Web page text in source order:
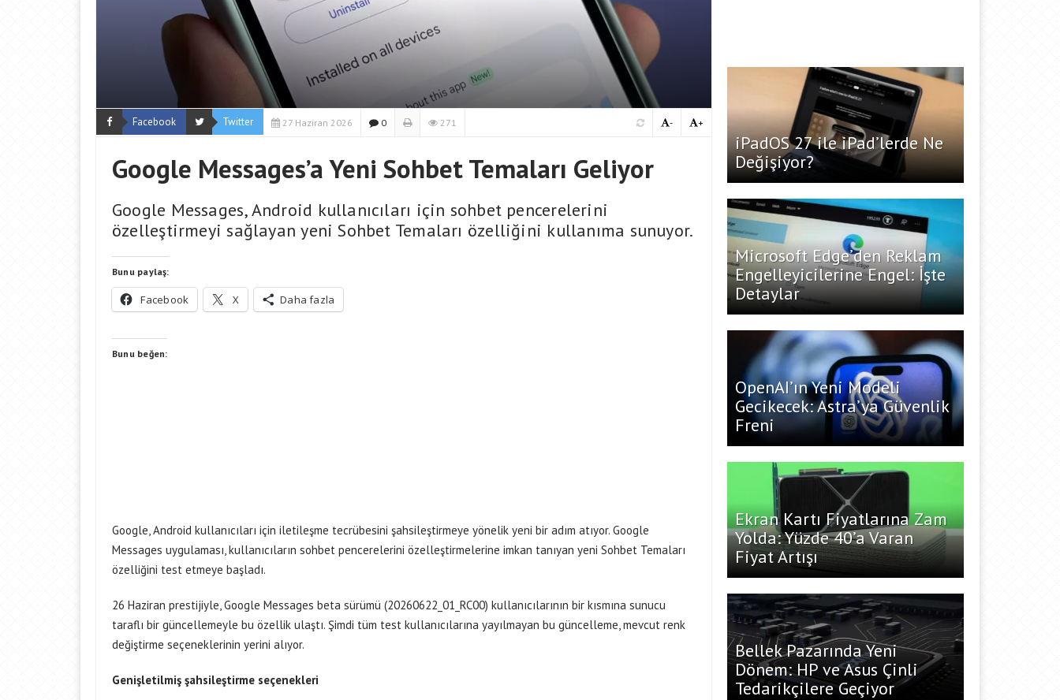
Facebook Twitter 27 Haziran 2026 0 271 +
-
Google Messages’a Yeni Sohbet Temaları Geliyor
Google Messages, Android kullanıcıları için sohbet pencerelerini
özelleştirmeyi sağlayan yeni Sohbet Temaları özelliğini kullanıma sunuyor.
Bunu paylaş:
Facebook X Daha fazla
Bunu beğen:
Google, Android kullanıcıları için iletileşme tecrübesini şahsileştirmeye yönelik yeni bir adım atıyor. Google
Messages uygulaması, kullanıcıların sohbet pencerelerini özelleştirmelerine imkan tanıyan yeni Sohbet Temaları
özelliğini test etmeye başladı.
26 Haziran prestijiyle, Google Messages beta sürümü (20260622_01_RC00) kullanıcılarının bir kısmına sunucu
taraflı bir güncellemeyle bu özellik ulaştı. Şimdi tüm test kullanıcılarına yayılmayan bu güncelleme, mevcut renk
değiştirme seçeneklerinin yerini alıyor.
Genişletilmiş şahsileştirme seçenekleri
iPadOS 27 ile iPad’lerde Ne
Değişiyor?
Microsoft Edge’den Reklam
Engelleyicilerine Engel: İşte
Detaylar
OpenAI’ın Yeni Modeli
Gecikecek: Astra’ya Güvenlik
Freni
Ekran Kartı Fiyatlarına Zam
Yolda: Yüzde 40’a Varan
Fiyat Artışı
Bellek Pazarında Yeni
Dönem: HP ve Asus Çinli
Tedarikçilere Geçiyor